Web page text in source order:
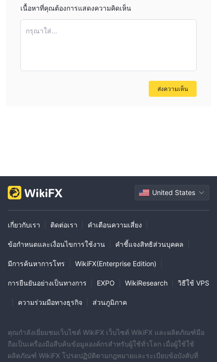
เนื้อหาที่คุณต้องการแสดงความคิดเห็น
กรุณาใส่...
ส่งความเห็น
United States
เกี่ยวกับเรา ติดต่อเรา คำเตือนความเสี่ยง
ข้อกำหนดและเงื่อนไขการใช้งาน คำชี้แจงสิทธิส่วนบุคคล
มีการค้นหาการโทร WikiFX(Enterprise Edition)
การยืนยันอย่างเป็นทางการ EXPO WikiResearch วิธีใช้ VPS
ความร่วมมือทางธุรกิจ ส่วนภูมิภาค
คุณกำลังเยี่ยมชมเว็บไซต์ WikiFX เว็บไซต์ WikiFX และผลิตภัณฑ์มือ
ถือเป็นเครื่องมือสืบค้นข้อมูลองค์กรสำหรับผู้ใช้ทั่วโลก เมื่อผู้ใช้ใช้
ผลิตภัณฑ์ WikiFX โปรดปฏิบัติตามกฎหมายและระเบียบข้อบังคับที่